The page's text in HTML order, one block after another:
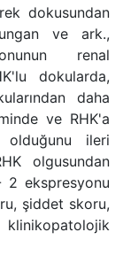
dokusundan
ve ark.,
renal
dokularda,
daha
ve RHK'a
olduğunu ileri
olgusundan
2 ekspresyonu
şiddet skoru,